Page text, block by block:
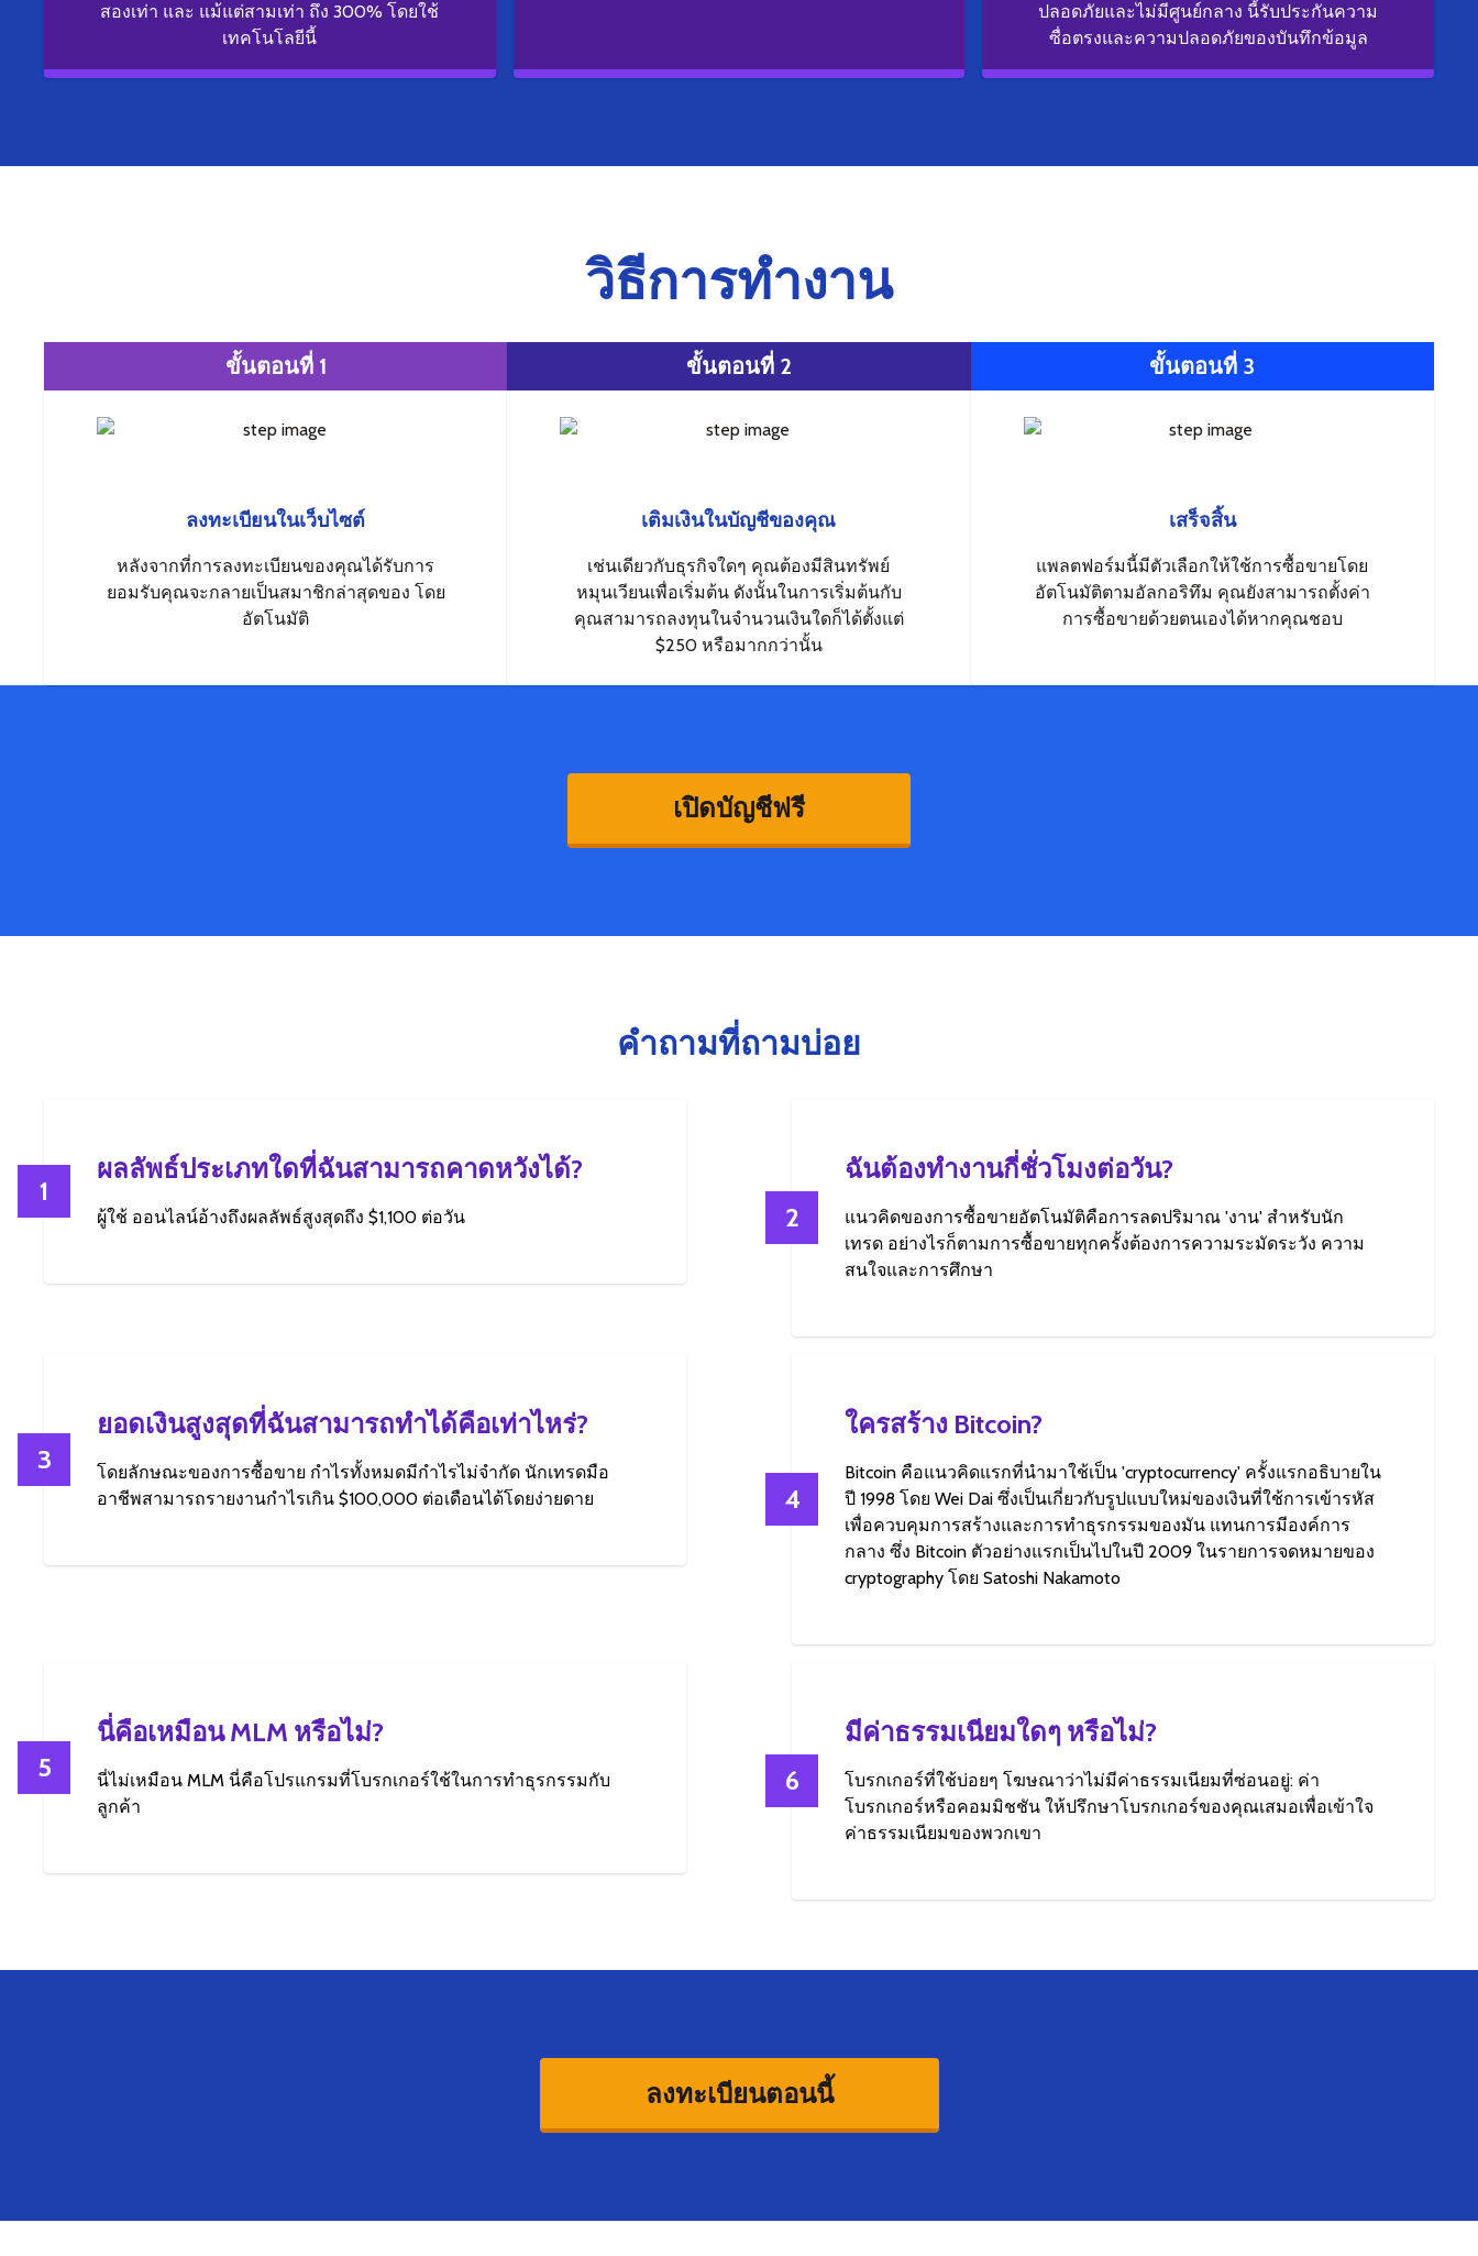
สองเท่า และ แม้แต่สามเท่า ถึง 300% โดยใช้
เทคโนโลยีนี้
ปลอดภัยและไม่มีศูนย์กลาง นี้รับประกันความ
ซื่อตรงและความปลอดภัยของบันทึกข้อมูล
วิธีการทำงาน
ขั้นตอนที่ 1
ลงทะเบียนในเว็บไซต์
หลังจากที่การลงทะเบียนของคุณได้รับการ
ยอมรับคุณจะกลายเป็นสมาชิกล่าสุดของ โดย
อัตโนมัติ
ขั้นตอนที่ 2
เติมเงินในบัญชีของคุณ
เช่นเดียวกับธุรกิจใดๆ คุณต้องมีสินทรัพย์
หมุนเวียนเพื่อเริ่มต้น ดังนั้นในการเริ่มต้นกับ
คุณสามารถลงทุนในจำนวนเงินใดก็ได้ตั้งแต่
$250 หรือมากกว่านั้น
ขั้นตอนที่ 3
เสร็จสิ้น
แพลตฟอร์มนี้มีตัวเลือกให้ใช้การซื้อขายโดย
อัตโนมัติตามอัลกอริทึม คุณยังสามารถตั้งค่า
การซื้อขายด้วยตนเองได้หากคุณชอบ
เปิดบัญชีฟรี
คำถามที่ถามบ่อย
1
ผลลัพธ์ประเภทใดที่ฉันสามารถคาดหวังได้?
ผู้ใช้ ออนไลน์อ้างถึงผลลัพธ์สูงสุดถึง $1,100 ต่อวัน 2
ฉันต้องทำงานกี่ชั่วโมงต่อวัน?
แนวคิดของการซื้อขายอัตโนมัติคือการลดปริมาณ 'งาน' สำหรับนัก
เทรด อย่างไรก็ตามการซื้อขายทุกครั้งต้องการความระมัดระวัง ความ
สนใจและการศึกษา
3
ยอดเงินสูงสุดที่ฉันสามารถทำได้คือเท่าไหร่?
โดยลักษณะของการซื้อขาย กำไรทั้งหมดมีกำไรไม่จำกัด นักเทรดมือ
อาชีพสามารถรายงานกำไรเกิน $100,000 ต่อเดือนได้โดยง่ายดาย
4
ใครสร้าง Bitcoin?
Bitcoin คือแนวคิดแรกที่นำมาใช้เป็น 'cryptocurrency' ครั้งแรกอธิบายใน
ปี 1998 โดย Wei Dai ซึ่งเป็นเกี่ยวกับรูปแบบใหม่ของเงินที่ใช้การเข้ารหัส
เพื่อควบคุมการสร้างและการทำธุรกรรมของมัน แทนการมีองค์การ
กลาง ซึ่ง Bitcoin ตัวอย่างแรกเป็นไปในปี 2009 ในรายการจดหมายของ
cryptography โดย Satoshi Nakamoto
5
นี่คือเหมือน MLM หรือไม่?
นี่ไม่เหมือน MLM นี่คือโปรแกรมที่โบรกเกอร์ใช้ในการทำธุรกรรมกับ
ลูกค้า
6
มีค่าธรรมเนียมใดๆ หรือไม่?
โบรกเกอร์ที่ใช้บ่อยๆ โฆษณาว่าไม่มีค่าธรรมเนียมที่ซ่อนอยู่: ค่า
โบรกเกอร์หรือคอมมิชชัน ให้ปรึกษาโบรกเกอร์ของคุณเสมอเพื่อเข้าใจ
ค่าธรรมเนียมของพวกเขา
ลงทะเบียนตอนนี้